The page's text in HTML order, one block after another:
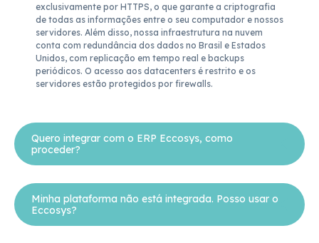
exclusivamente por HTTPS, o que garante a criptografia
de todas as informações entre o seu computador e nossos
servidores. Além disso, nossa infraestrutura na nuvem
conta com redundância dos dados no Brasil e Estados
Unidos, com replicação em tempo real e backups
periódicos. O acesso aos datacenters é restrito e os
servidores estão protegidos por firewalls.
Quero integrar com o ERP Eccosys, como
proceder?
Minha plataforma não está integrada. Posso usar o
Eccosys?